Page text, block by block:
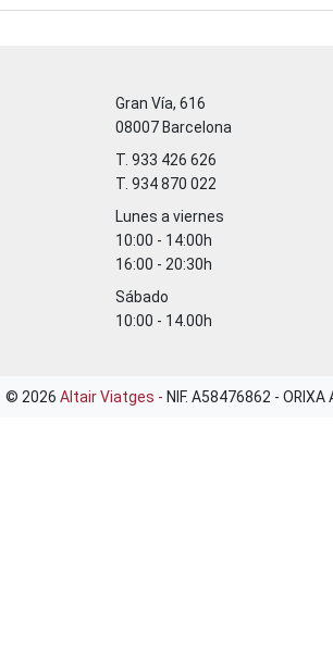
Gran Vía, 616
08007 Barcelona
T. 933 426 626
T. 934 870 022
Lunes a viernes
10:00 - 14:00h
16:00 - 20:30h
Sábado
10:00 - 14.00h
© 2026 Altair Viatges - NIF. A58476862 - ORIXA